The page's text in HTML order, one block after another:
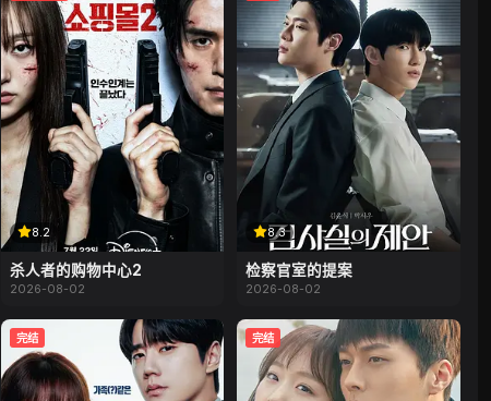
8.2
杀人者的购物中心2
2026-08-02
8.3
检察官室的提案
2026-08-02
完结 完结